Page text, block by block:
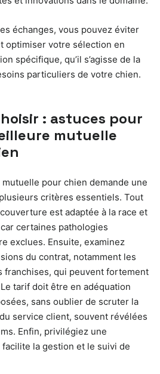
échanges, vous pouvez éviter
optimiser votre sélection en
spécifique, qu’il s’agisse de la
particuliers de votre chien.
: astuces pour
mutuelle
pour chien demande une
critères essentiels. Tout
est adaptée à la race et
certaines pathologies
exclues. Ensuite, examinez
du contrat, notamment les
franchises, qui peuvent fortement
tarif doit être en adéquation
sans oublier de scruter la
service client, souvent révélées
Enfin, privilégiez une
la gestion et le suivi de